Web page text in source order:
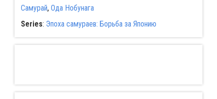
Самурай, Ода Нобунага
Series: Эпоха самураев: Борьба за Японию